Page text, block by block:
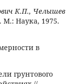
К.П., Челышев
М.: Наука, 1975.
в
грунтового